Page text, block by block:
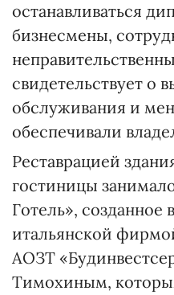
останавливаться
бизнесмены,
свидетельствует о
обслуживания и
обеспечивали
Реставрацией
гостиницы
Готель», созданное
итальянской
АОЗТ
Тимохиным,